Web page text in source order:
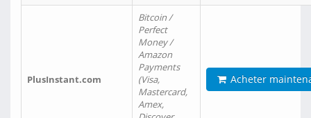
PlusInstant.com
Bitcoin /
Perfect
Money /
Amazon
Payments
(Visa,
Mastercard,
Amex,
Acheter